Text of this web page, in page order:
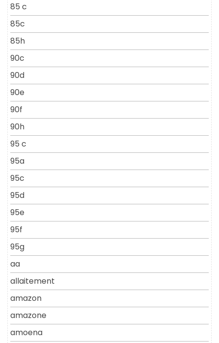
85 c
85c
85h
90c
90d
90e
90f
90h
95 c
95a
95c
95d
95e
95f
95g
aa
allaitement
amazon
amazone
amoena